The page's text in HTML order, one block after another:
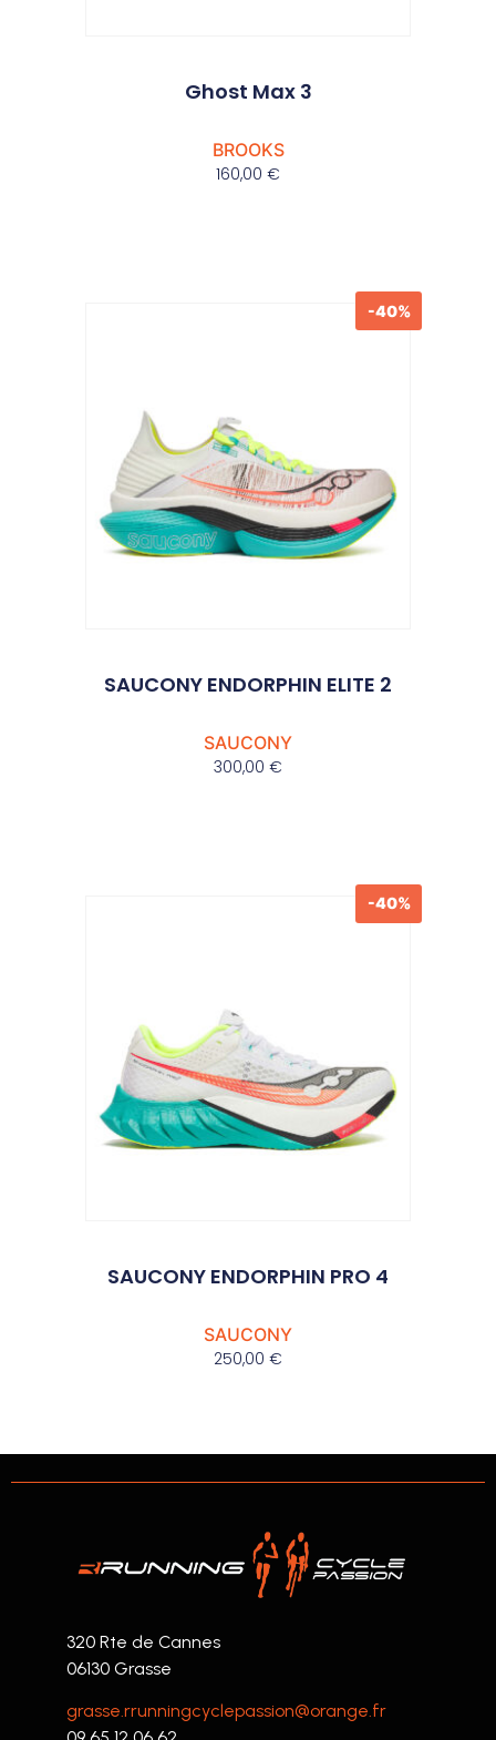
Ghost Max 3
BROOKS
160,00 €
-40%
SAUCONY ENDORPHIN ELITE 2
SAUCONY
300,00 €
-40%
SAUCONY ENDORPHIN PRO 4
SAUCONY
250,00 €
320 Rte de Cannes
06130 Grasse
grasse.rrunningcyclepassion@orange.fr